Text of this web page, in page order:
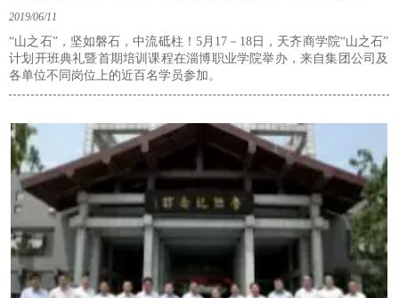
2019/06/11
“山之石”，坚如磐石，中流砥柱！5月17－18日，天齐商学院“山之石”
计划开班典礼暨首期培训课程在淄博职业学院举办，来自集团公司及
各单位不同岗位上的近百名学员参加。